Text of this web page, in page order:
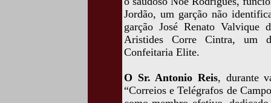
Jordão, um garção não
garção José Renato Valvique
Aristides Corre Cintra, um
Confeitaria Elite.
O Sr. Antonio Reis, durante
“Correios e Telégrafos de